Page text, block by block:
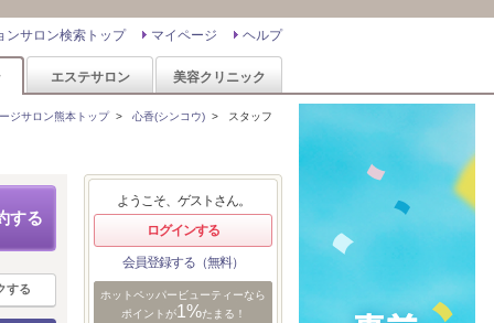
ヘルプ
マイページ
ンサロン検索トップ
エステサロン 美容クリニック
ジサロン熊本トップ> 心香(シンコウ) > スタッフ
する
する
ようこそ、ゲストさん。
ログインする
会員登録する（無料）
ホットペッパービューティーなら
ポイントが1%たまる！